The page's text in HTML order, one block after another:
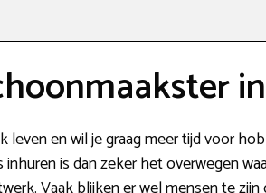
leven en wil je graag meer tijd voor
is dan zeker het overwegen